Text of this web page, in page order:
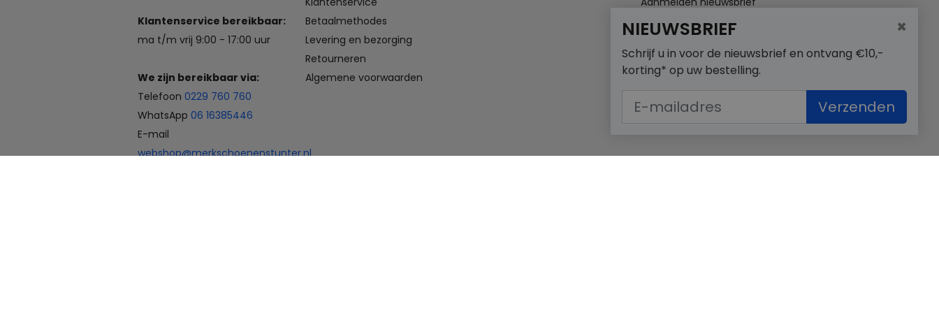
Klantenservice bereikbaar:
ma t/m vrij 9:00 - 17:00 uur
We zijn bereikbaar via:
Telefoon 0229 760 760
WhatsApp 06 16385446
E-mail
webshop@merkschoenenstunter.nl
Betaalmethodes
Levering en bezorging
Retourneren
Algemene voorwaarden
×
NIEUWSBRIEF
Schrijf u in voor de nieuwsbrief en ontvang €10,-
korting* op uw bestelling.
Verzenden